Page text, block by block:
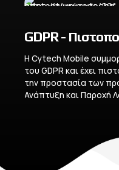
GDPR -
Η Cytech Mobile
του GDPR και έχει
την προστασία των
Ανάπτυξη και Παροχή